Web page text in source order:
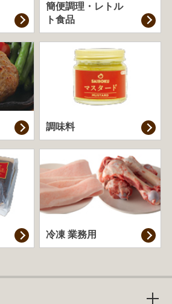
簡便調理・ レトル
ト食品
調味料
冷凍 業務用